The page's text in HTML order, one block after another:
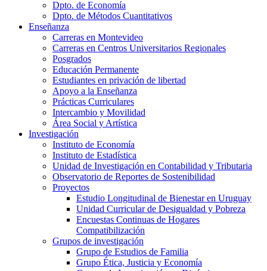
Dpto. de Economía
Dpto. de Métodos Cuantitativos
Enseñanza
Carreras en Montevideo
Carreras en Centros Universitarios Regionales
Posgrados
Educación Permanente
Estudiantes en privación de libertad
Apoyo a la Enseñanza
Prácticas Curriculares
Intercambio y Movilidad
Área Social y Artística
Investigación
Instituto de Economía
Instituto de Estadística
Unidad de Investigación en Contabilidad y Tributaria
Observatorio de Reportes de Sostenibilidad
Proyectos
Estudio Longitudinal de Bienestar en Uruguay
Unidad Curricular de Desigualdad y Pobreza
Encuestas Continuas de Hogares
Compatibilización
Grupos de investigación
Grupo de Estudios de Familia
Grupo Ética, Justicia y Economía